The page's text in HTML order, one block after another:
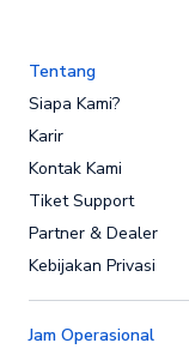
Tentang
Siapa Kami?
Karir
Kontak Kami
Tiket Support
Partner & Dealer
Kebijakan Privasi
Jam Operasional